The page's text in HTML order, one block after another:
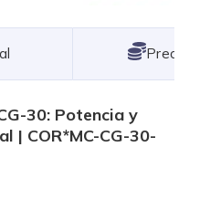
Lowest
30: Potencia y
| COR*MC-CG-30-